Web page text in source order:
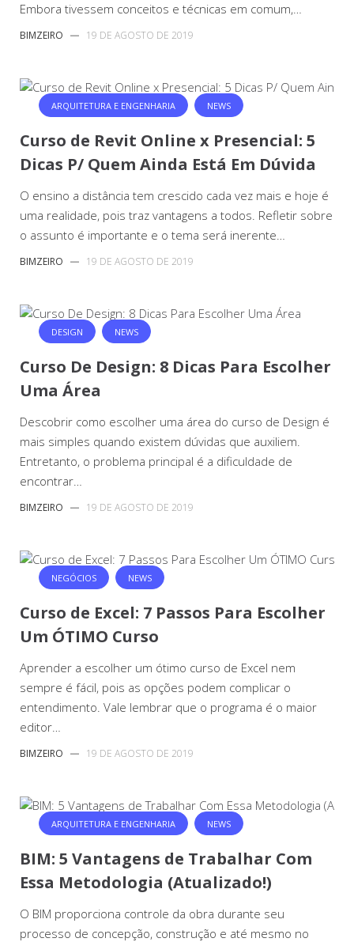
Embora tivessem conceitos e técnicas em comum,…
BIMZEIRO — 19 DE AGOSTO DE 2019
ARQUITETURA E ENGENHARIA NEWS
Curso de Revit Online x Presencial: 5
Dicas P/ Quem Ainda Está Em Dúvida
O ensino a distância tem crescido cada vez mais e hoje é
uma realidade, pois traz vantagens a todos. Refletir sobre
o assunto é importante e o tema será inerente…
BIMZEIRO — 19 DE AGOSTO DE 2019
DESIGN NEWS
Curso De Design: 8 Dicas Para Escolher
Uma Área
Descobrir como escolher uma área do curso de Design é
mais simples quando existem dúvidas que auxiliem.
Entretanto, o problema principal é a dificuldade de
encontrar…
BIMZEIRO — 19 DE AGOSTO DE 2019
NEGÓCIOS NEWS
Curso de Excel: 7 Passos Para Escolher
Um ÓTIMO Curso
Aprender a escolher um ótimo curso de Excel nem
sempre é fácil, pois as opções podem complicar o
entendimento. Vale lembrar que o programa é o maior
editor…
BIMZEIRO — 19 DE AGOSTO DE 2019
ARQUITETURA E ENGENHARIA NEWS
BIM: 5 Vantagens de Trabalhar Com
Essa Metodologia (Atualizado!)
O BIM proporciona controle da obra durante seu
processo de concepção, construção e até mesmo no